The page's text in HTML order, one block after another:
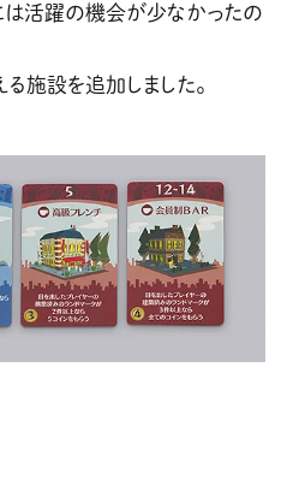
活躍の機会が少なかったの
施設を追加しました。